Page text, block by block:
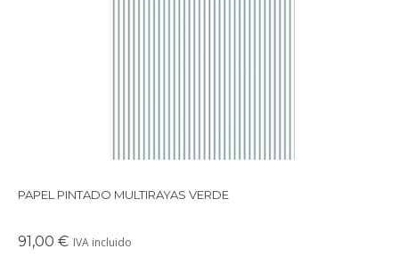
PAPEL PINTADO MULTIRAYAS VERDE
91,00 € IVA incluido